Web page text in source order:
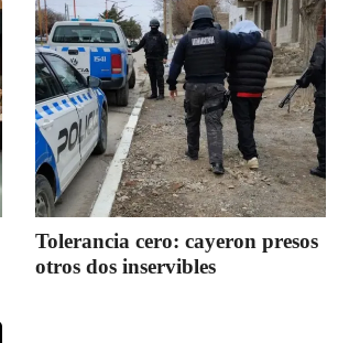
Tolerancia cero: cayeron presos
otros dos inservibles